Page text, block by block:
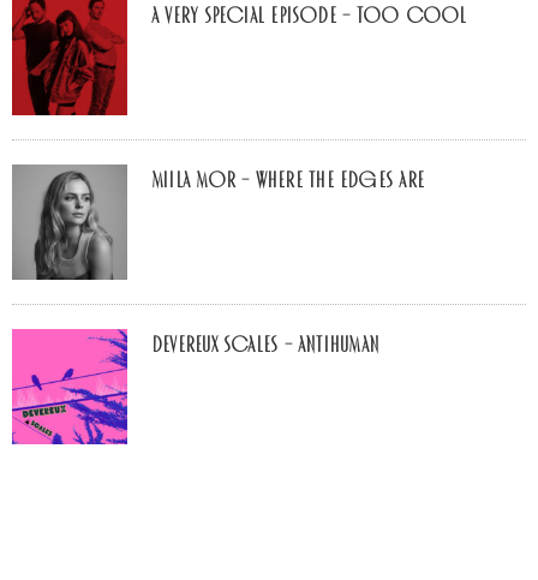
A Very Special Episode – Too Cool
Miila Mor – Where The Edges Are
Devereux Scales – Antihuman